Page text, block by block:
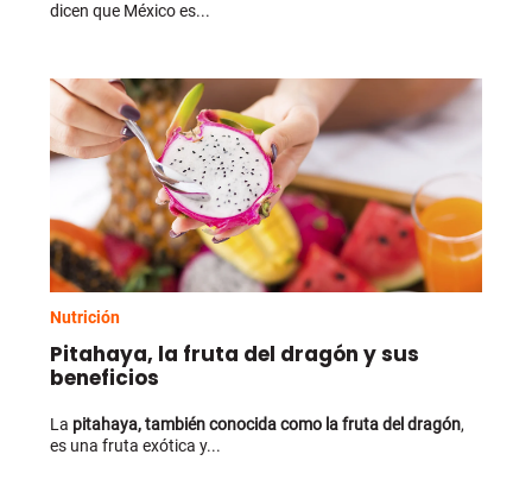
dicen que México es...
Nutrición
Pitahaya, la fruta del dragón y sus
beneficios
La pitahaya, también conocida como la fruta del dragón,
es una fruta exótica y...